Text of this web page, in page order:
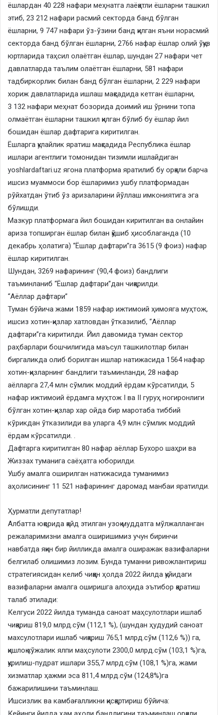
ёшлардан 40 228 нафари меҳнатга лаёқатли ёшларни ташкил
этиб, 23 212 нафари расмий секторда банд бўлган
ёшларни, 9 747 нафари ўз-ўзини банд қилган яъни норасмий
секторда банд бўлган ёшларни, 2766 нафар ёшлар олий ўқув
юртларида таҳсил олаётган ёшлар, шундан 27 нафари чет
давлатларда таълим олаётган ёшларни, 581 нафари
тадбиркорлик билан банд бўлган ёшларни, 2 229 нафари
хориж давлатларида ишлаш мақсадида кетган ёшларни,
3 132 нафари меҳнат бозорида доимий иш ўрнини топа
олмаётган ёшларни ташкил қилган бўлиб бу ёшлар йил
бошидан ёшлар дафтарига киритилган.
Ёшларга қулайлик яратиш мақсадида Республика ёшлар
ишлари агентлиги томонидан тизимли ишлайдиган
yoshlardaftari.uz ягона платформа яратилиб бу орқали барча
ишсиз муаммоси бор ёшларимиз ушбу платформадан
рўйхатдан ўтиб ўз аризаларини йўллаш имкониятига эга
бўлишди.
Мазкур платформага йил бошидан киритилган ва онлайин
ариза топширган ёшлар билан қўшиб ҳисоблаганда (10
декабрь ҳолатига) “Ёшлар дафтари”га 3615 (9 фоиз) нафар
ёшлар киритилган.
Шундан, 3269 нафарининг (90,4 фоиз) бандлиги
таъминланиб “Ёшлар дафтари”дан чиқарилди.
“Аёллар дафтари”
Туман бўйича жами 1859 нафар ижтимоий ҳимояга муҳтож,
ишсиз хотин-қизлар хатловдан ўтказилиб, “Аёллар
дафтари”га киритилди. Йил давомида туман сектор
раҳбарлари бошчилигида маъсул ташкилотлар билан
биргаликда олиб борилган ишлар натижасида 1564 нафар
хотин-қизларнинг бандлиги таъминланди, 28 нафар
аёлларга 27,4 млн сўмлик моддий ёрдам кўрсатилди, 5
нафар ижтимоий ёрдамга муҳтож I ва II гуруҳ ногиронлиги
бўлган хотин-қизлар хар ойда бир маротаба тиббий
кўрикдан ўтказилиди ва уларга 4,9 млн сўмлик моддий
ёрдам кўрсатилди. .
Дафтарга киритилган 80 нафар аёллар Бухоро шаҳри ва
Жиззах туманига саёҳатга юборилди.
Ушбу амалга оширилган натижасида туманимиз
аҳолисининг 11 521 нафарининг даромад манбаи яратилди.
Ҳурматли депутатлар!
Албатта юқорида қайд этилган узоқ муддатга мўлжалланган
режаларимизни амалга оширишимиз учун биринчи
навбатда яқин бир йилликда амалга оширажак вазифаларни
белгилаб олишимиз лозим. Бунда туманни ривожлантириш
стратегиясидан келиб чиққан ҳолда 2022 йилда қуйидаги
вазифаларни амалга оширишга алоҳида эътибор қаратиш
талаб этилади:
Келгуси 2022 йилда туманда саноат маҳсулотлари ишлаб
чиқариш 819,0 млрд.сўм (112,1 %), (шундан ҳудудий саноат
махсулотлари ишлаб чиқариш 765,1 млрд.сўм (112,6 %)) га,
қишлоқ хўжалик ялпи маҳсулоти 2300,0 млрд.сўм (103,1 %)га,
қурилиш-пудрат ишлари 355,7 млрд.сўм (108,1 %)га, жами
хизматлар ҳажми эса 811,4 млрд.сўм (124,8%)га
бажарилишини таъминлаш.
Ишсизлик ва камбағалликни қисқартириш бўйича: